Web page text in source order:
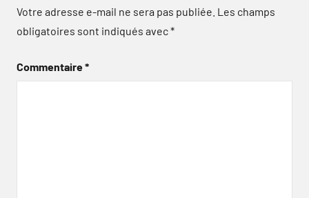
Votre adresse e-mail ne sera pas publiée. Les champs
obligatoires sont indiqués avec*
Commentaire*